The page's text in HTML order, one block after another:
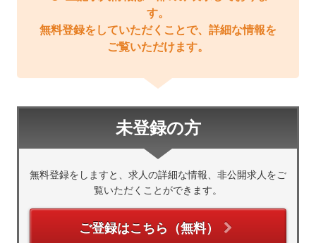
す。
無料登録をしていただくことで、詳細な情報を
ご覧いただけます。
未登録の方
無料登録をしますと、求人の詳細な情報、非公開求人をご
覧いただくことができます。
ご登録はこちら（無料）